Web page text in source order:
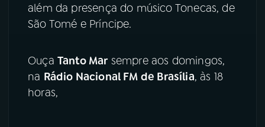
ACOMPANHE A RÁDIO NACIONAL
Instagram X
TikTok
além da presença do músico Tonecas, de
São Tomé e Príncipe.
Ouça Tanto Marsempre aos domingos,
na Rádio Nacional FM de Brasília, às 18
horas,